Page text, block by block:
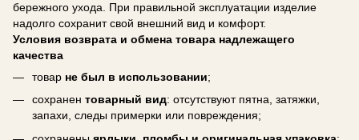
бережного ухода. При правильной эксплуатации изделие
надолго сохранит свой внешний вид и комфорт.
Условия возврата и обмена товара надлежащего
качества
товар не был в использовании;
сохранен товарный вид: отсутствуют пятна, затяжки,
запахи, следы примерки или повреждения;